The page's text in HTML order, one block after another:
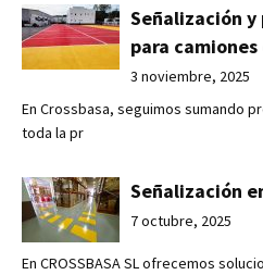
Señalización
para camiones
3 noviembre, 2025
En Crossbasa, seguimos sumando
toda la pr
Señalización
7 octubre, 2025
En CROSSBASA SL ofrecemos